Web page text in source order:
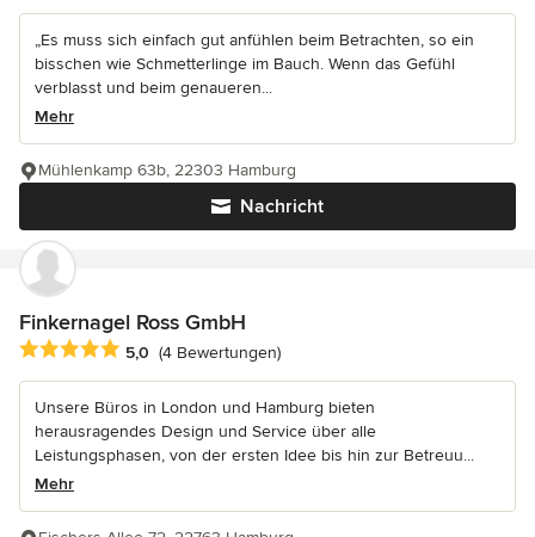
„Es muss sich einfach gut anfühlen beim Betrachten, so ein
bisschen wie Schmetterlinge im Bauch. Wenn das Gefühl
verblasst und beim genaueren...
Mehr
Nachricht
Mühlenkamp 63b, 22303 Hamburg
Finkernagel Ross GmbH
Durchschnittliche Bewertung: 5 von 5 Sternen
5,0 (4 Bewertungen)
Unsere Büros in London und Hamburg bieten
herausragendes Design und Service über alle
Leistungsphasen, von der ersten Idee bis hin zur Betreuu...
Mehr